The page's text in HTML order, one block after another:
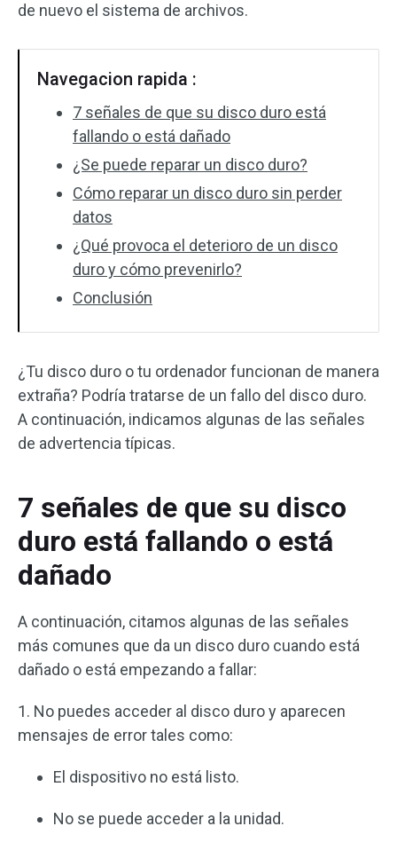
de nuevo el sistema de archivos.
Navegacion rapida :
7 señales de que su disco duro está
fallando o está dañado
¿Se puede reparar un disco duro?
Cómo reparar un disco duro sin perder
datos
¿Qué provoca el deterioro de un disco
duro y cómo prevenirlo?
Conclusión
¿Tu disco duro o tu ordenador funcionan de manera
extraña? Podría tratarse de un fallo del disco duro.
A continuación, indicamos algunas de las señales
de advertencia típicas.
7 señales de que su disco
duro está fallando o está
dañado
A continuación, citamos algunas de las señales
más comunes que da un disco duro cuando está
dañado o está empezando a fallar:
1. No puedes acceder al disco duro y aparecen
mensajes de error tales como:
El dispositivo no está listo.
No se puede acceder a la unidad.